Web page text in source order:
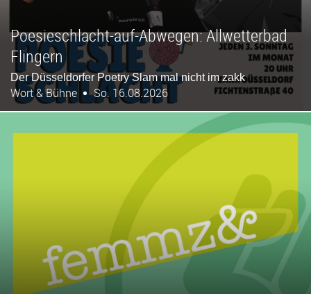
Poesieschlacht-auf-Abwegen: Allwetterbad
Flingern
Der Düsseldorfer Poetry Slam mal nicht im zakk
Wort & Bühne So. 16.08.2026